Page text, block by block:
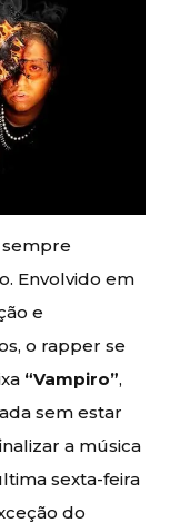
Envolvido em
e
o rapper se
“Vampiro”,
sem estar
a música
sexta-feira
do